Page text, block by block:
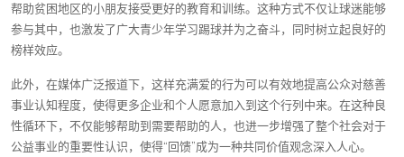
帮助贫困地区的小朋友接受更好的教育和训练。这种方式不仅让球迷能够
参与其中，也激发了广大青少年学习踢球并为之奋斗，同时树立起良好的
榜样效应。
此外，在媒体广泛报道下，这样充满爱的行为可以有效地提高公众对慈善
事业认知程度，使得更多企业和个人愿意加入到这个行列中来。在这种良
性循环下，不仅能够帮助到需要帮助的人，也进一步增强了整个社会对于
公益事业的重要性认识，使得“回馈”成为一种共同价值观念深入人心。